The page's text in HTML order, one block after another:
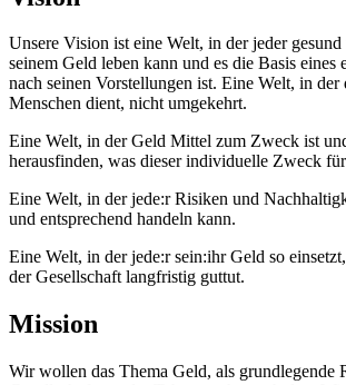
Unsere Vision ist eine Welt, in der jeder
seinem Geld leben kann und es die Basis eines
nach seinen Vorstellungen ist. Eine Welt, in der
Menschen dient, nicht umgekehrt.
Eine Welt, in der Geld Mittel zum Zweck ist
herausfinden, was dieser individuelle Zweck
Eine Welt, in der jede:r Risiken und
und entsprechend handeln kann.
Eine Welt, in der jede:r sein:ihr Geld so
der Gesellschaft langfristig guttut.
Mission
Wir wollen das Thema Geld, als grundlegende